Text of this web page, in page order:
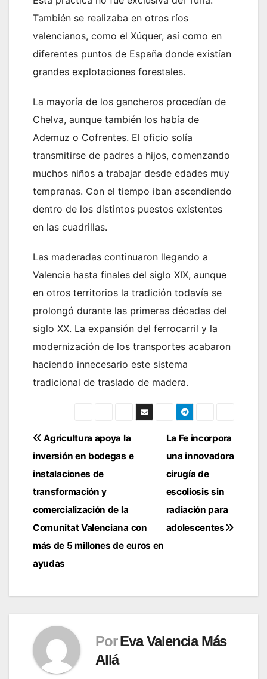
También se realizaba en otros ríos
valencianos, como el Xúquer, así como en
diferentes puntos de España donde existían
grandes explotaciones forestales.
La mayoría de los gancheros procedían de
Chelva, aunque también los había de
Ademuz o Cofrentes. El oficio solía
transmitirse de padres a hijos, comenzando
muchos niños a trabajar desde edades muy
tempranas. Con el tiempo iban ascendiendo
dentro de los distintos puestos existentes
en las cuadrillas.
Las maderadas continuaron llegando a
Valencia hasta finales del siglo XIX, aunque
en otros territorios la tradición todavía se
prolongó durante las primeras décadas del
siglo XX. La expansión del ferrocarril y la
modernización de los transportes acabaron
haciendo innecesario este sistema
tradicional de traslado de madera.
Navegación
de
entradas
La Fe incorpora
una innovadora
cirugía de
escoliosis sin
radiación para
adolescentes
Agricultura apoya la
inversión en bodegas e
instalaciones de
transformación y
comercialización de la
Comunitat Valenciana con
más de 5 millones de euros en
ayudas
Por Eva Valencia Más
Allá